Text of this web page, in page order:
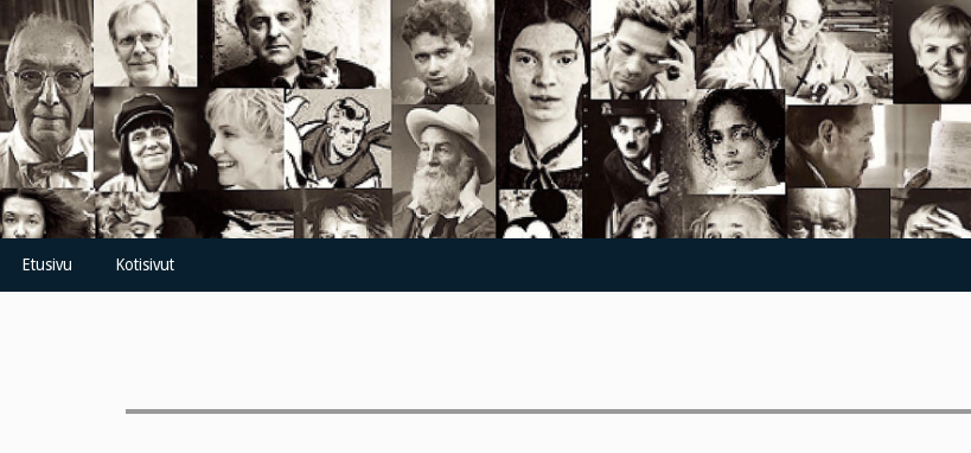
Skip
to
content
Etusivu Kotisivut